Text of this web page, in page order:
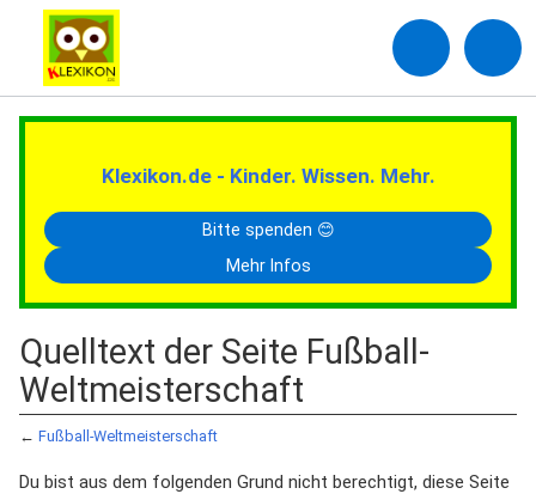
Klexikon.de - Kinder. Wissen. Mehr.
Bitte spenden 😊
Mehr Infos
Quelltext der Seite Fußball-
Weltmeisterschaft
← Fußball-Weltmeisterschaft
Du bist aus dem folgenden Grund nicht berechtigt, diese Seite